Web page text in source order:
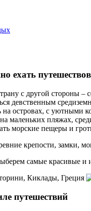
ехать
с другой стороны –
девственным
на островах, с уютными
маленьких пляжах,
морские пещеры и
крепости, замки,
самые красивые и
путешествий